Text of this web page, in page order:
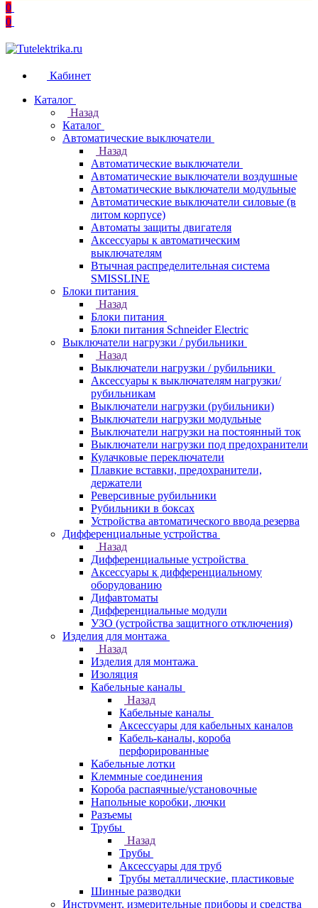
0
0
Кабинет
Каталог
Назад
Каталог
Автоматические выключатели
Назад
Автоматические выключатели
Автоматические выключатели воздушные
Автоматические выключатели модульные
Автоматические выключатели силовые (в
литом корпусе)
Автоматы защиты двигателя
Аксессуары к автоматическим
выключателям
Втычная распределительная система
SMISSLINE
Блоки питания
Назад
Блоки питания
Блоки питания Schneider Electric
Выключатели нагрузки / рубильники
Назад
Выключатели нагрузки / рубильники
Аксессуары к выключателям нагрузки/
рубильникам
Выключатели нагрузки (рубильники)
Выключатели нагрузки модульные
Выключатели нагрузки на постоянный ток
Выключатели нагрузки под предохранители
Кулачковые переключатели
Плавкие вставки, предохранители,
держатели
Реверсивные рубильники
Рубильники в боксах
Устройства автоматического ввода резерва
Дифференциальные устройства
Назад
Дифференциальные устройства
Аксессуары к дифференциальному
оборудованию
Дифавтоматы
Дифференциальные модули
УЗО (устройства защитного отключения)
Изделия для монтажа
Назад
Изделия для монтажа
Изоляция
Кабельные каналы
Назад
Кабельные каналы
Аксессуары для кабельных каналов
Кабель-каналы, короба
перфорированные
Кабельные лотки
Клеммные соединения
Короба распаячные/установочные
Напольные коробки, лючки
Разъемы
Трубы
Назад
Трубы
Аксессуары для труб
Трубы металлические, пластиковые
Шинные разводки
Инструмент, измерительные приборы и средства